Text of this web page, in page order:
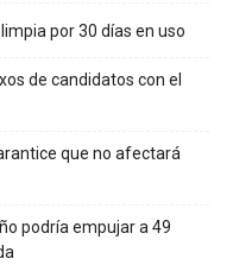
por 30 días en uso
de candidatos con el
que no afectará
podría empujar a 49